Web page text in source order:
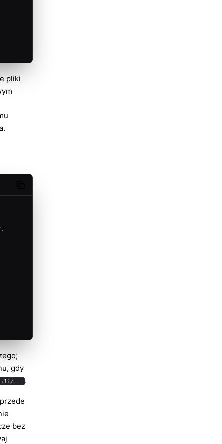
pliki
.
gdy
cli/... .
bez